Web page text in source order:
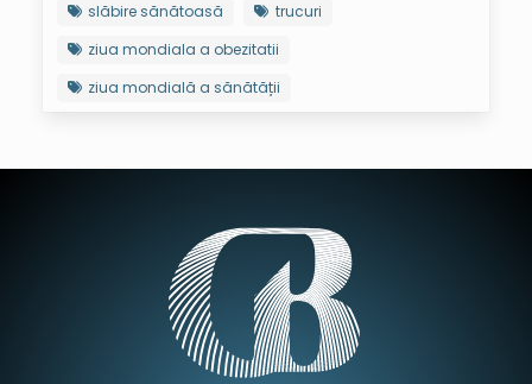
slăbire sănătoasă
trucuri
ziua mondiala a obezitatii
ziua mondială a sănătății